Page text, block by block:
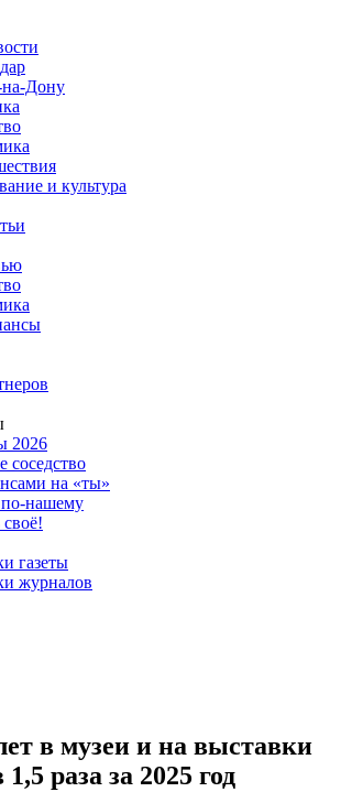
на-Дону
и культура
2026
соседство
на «ты»
по-нашему
газеты
журналов
в музеи и на выставки
раза за 2025 год